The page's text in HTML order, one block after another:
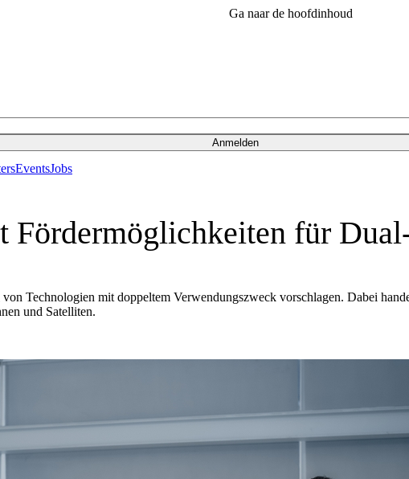
Ga naar de hoofdinhoud
Anmelden
EventsJobs
Fördermöglichkeiten für
Technologien mit doppeltem Verwendungszweck vorschlagen. Dabei
und Satelliten.